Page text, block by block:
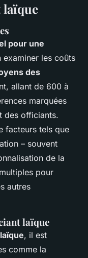
pour une
examiner les coûts
des
allant de 600 à
marquées
des officiants.
facteurs tels que
– souvent
de la
pour
autres
laïque
, il est
comme la